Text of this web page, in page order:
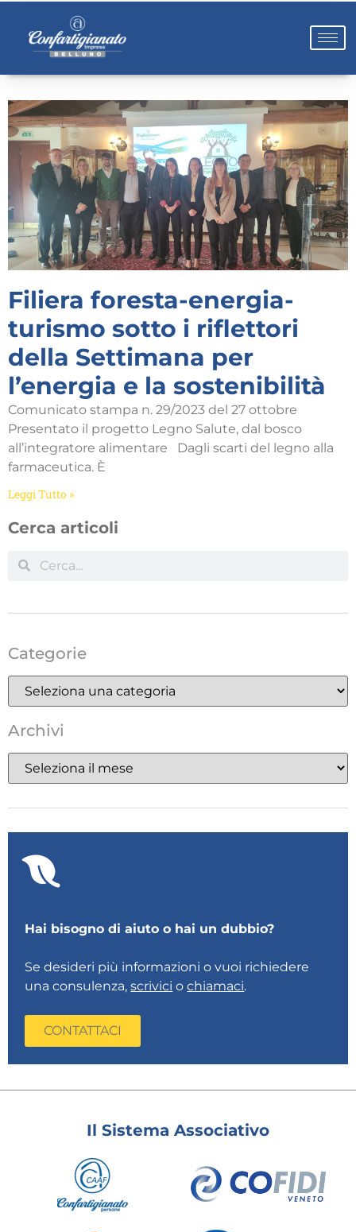
Filiera foresta-energia-
turismo sotto i riflettori
della Settimana per
l’energia e la sostenibilità
Comunicato stampa n. 29/2023 del 27 ottobre
Presentato il progetto Legno Salute, dal bosco
all’integratore alimentare Dagli scarti del legno alla
farmaceutica. È
Leggi Tutto »
Cerca articoli
Categorie
Archivi
Hai bisogno di aiuto o hai un dubbio?
Se desideri più informazioni o vuoi richiedere
una consulenza,scrivici ochiamaci.
CONTATTACI
Il Sistema Associativo